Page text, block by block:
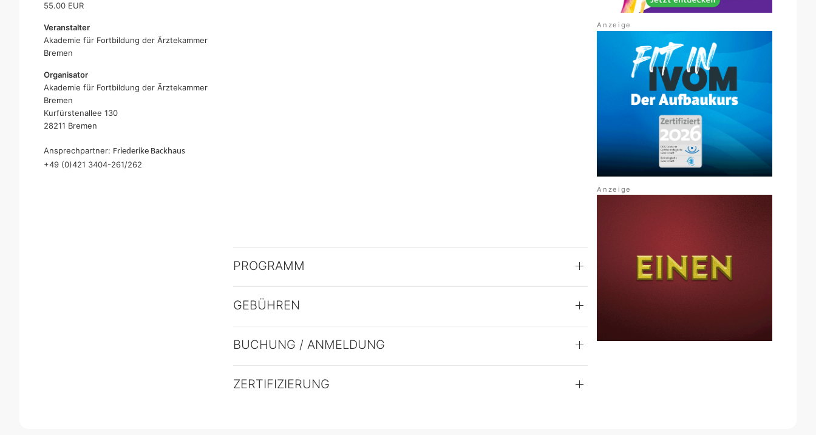
55.00 EUR
Veranstalter
Akademie für Fortbildung der Ärztekammer
Bremen
Organisator
Akademie für Fortbildung der Ärztekammer
Bremen
Kurfürstenallee 130
28211 Bremen
Ansprechpartner: Friederike Backhaus
+49 (0)421 3404-261/262
PROGRAMM
GEBÜHREN
BUCHUNG / ANMELDUNG
ZERTIFIZIERUNG